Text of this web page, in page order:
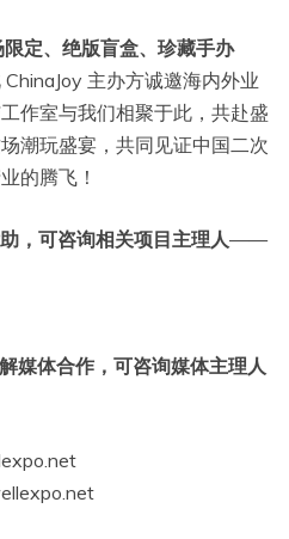
定、绝版盲盒、珍藏手办
主办方诚邀海内外业
作室与我们相聚于此，共赴盛
潮玩盛宴，共同见证中国二次
的腾飞！
，可咨询相关项目主理人——
媒体合作，可咨询媒体主理人